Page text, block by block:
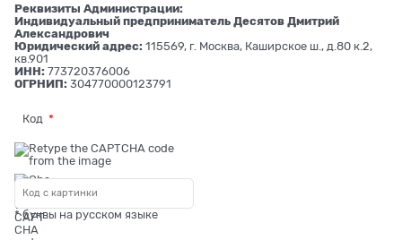
Реквизиты Администрации:
Индивидуальный предприниматель Десятов Дмитрий
Александрович
Юридический адрес: 115569, г. Москва, Каширское ш., д.80 к.2,
кв.901
ИНН: 773720376006
ОГРНИП: 304770000123791
Код
* буквы на русском языке